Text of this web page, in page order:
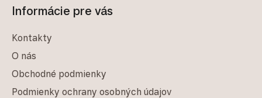
Informácie pre vás
Kontakty
O nás
Obchodné podmienky
Podmienky ochrany osobných údajov